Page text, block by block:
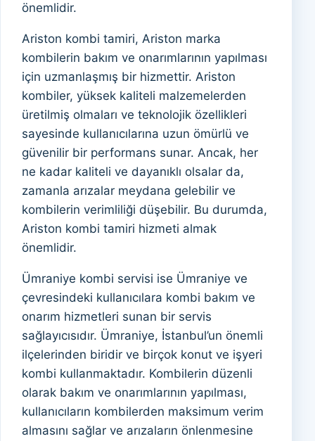
önemlidir.
Ariston kombi tamiri, Ariston marka
kombilerin bakım ve onarımlarının yapılması
için uzmanlaşmış bir hizmettir. Ariston
kombiler, yüksek kaliteli malzemelerden
üretilmiş olmaları ve teknolojik özellikleri
sayesinde kullanıcılarına uzun ömürlü ve
güvenilir bir performans sunar. Ancak, her
ne kadar kaliteli ve dayanıklı olsalar da,
zamanla arızalar meydana gelebilir ve
kombilerin verimliliği düşebilir. Bu durumda,
Ariston kombi tamiri hizmeti almak
önemlidir.
Ümraniye kombi servisi ise Ümraniye ve
çevresindeki kullanıcılara kombi bakım ve
onarım hizmetleri sunan bir servis
sağlayıcısıdır. Ümraniye, İstanbul’un önemli
ilçelerinden biridir ve birçok konut ve işyeri
kombi kullanmaktadır. Kombilerin düzenli
olarak bakım ve onarımlarının yapılması,
kullanıcıların kombilerden maksimum verim
almasını sağlar ve arızaların önlenmesine